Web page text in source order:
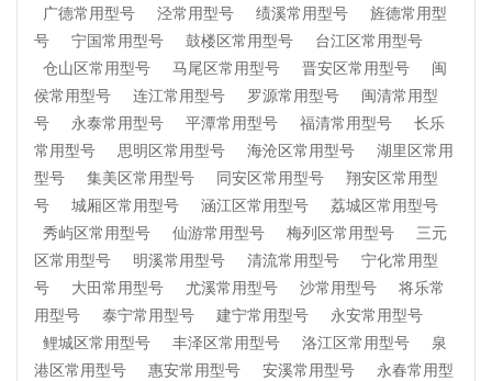
广德常用型号
泾常用型号 绩溪常用型号
旌德常用型
号
宁国常用型号 鼓楼区常用型号
台江区常用型号
仓山区常用型号
马尾区常用型号 晋安区常用型号
闽
侯常用型号
连江常用型号 罗源常用型号
闽清常用型
号
永泰常用型号 平潭常用型号 福清常用型号
长乐
常用型号
思明区常用型号 海沧区常用型号
湖里区常用
型号
集美区常用型号 同安区常用型号
翔安区常用型
号
城厢区常用型号 涵江区常用型号
荔城区常用型号
秀屿区常用型号
仙游常用型号 梅列区常用型号
三元
区常用型号
明溪常用型号 清流常用型号
宁化常用型
号
大田常用型号 尤溪常用型号 沙常用型号
将乐常
用型号
泰宁常用型号 建宁常用型号
永安常用型号
鲤城区常用型号
丰泽区常用型号 洛江区常用型号
泉
港区常用型号
惠安常用型号 安溪常用型号
永春常用型